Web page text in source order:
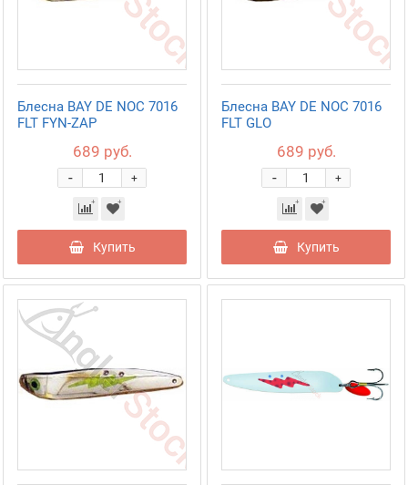
Блесна BAY DE NOC 7016
FLT FYN-ZAP
689 руб.
+
-
Купить
Блесна BAY DE NOC 7016
FLT GLO
689 руб.
+
-
Купить